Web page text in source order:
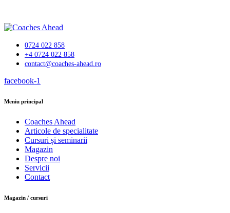
0724 022 858
+4 0724 022 858
contact@coaches-ahead.ro
facebook-1
Meniu principal
Coaches Ahead
Articole de specialitate
Cursuri și seminarii
Magazin
Despre noi
Servicii
Contact
Magazin / cursuri